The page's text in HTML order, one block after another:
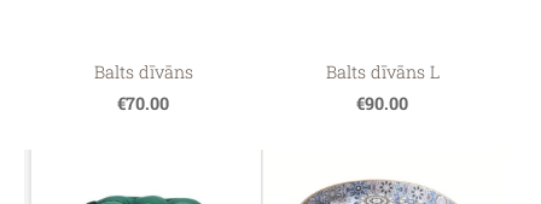
Balts dīvāns
€70.00
Balts dīvāns L
€90.00